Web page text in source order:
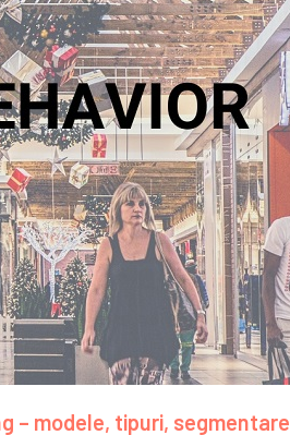
– modele, tipuri, segmentare